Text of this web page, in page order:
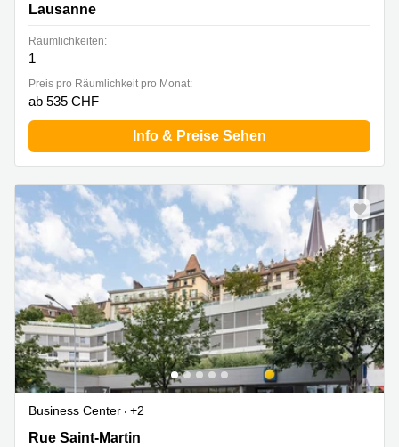
Lausanne
Räumlichkeiten:
1
Preis pro Räumlichkeit pro Monat:
ab 535 CHF
Info & Preise Sehen
Business Center
+2
Rue Saint-Martin 7,3. Stock, Lausanne
Rue Saint-Martin